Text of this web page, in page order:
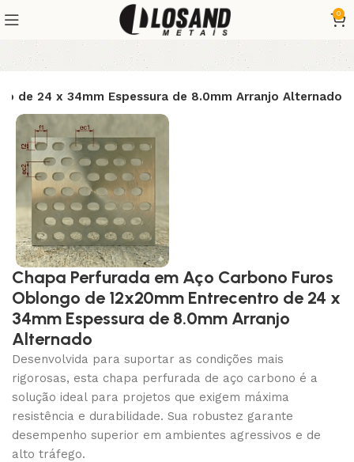
0
de 24 x 34mm Espessura de 8.0mm Arranjo Alternado
Chapa Perfurada em Aço Carbono Furos
Oblongo de 12x20mm Entrecentro de 24 x
34mm Espessura de 8.0mm Arranjo
Alternado
Desenvolvida para suportar as condições mais
rigorosas, esta chapa perfurada de aço carbono é a
solução ideal para projetos que exigem máxima
resistência e durabilidade. Sua robustez garante
desempenho superior em ambientes agressivos e de
alto tráfego.